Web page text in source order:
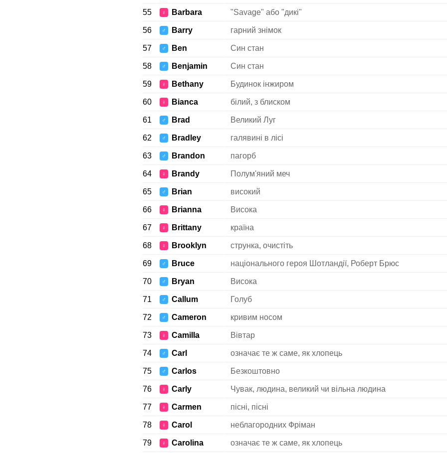
55 ♀ Barbara "Savage" або "дикі"
56 ♂ Barry гарний знімок
57 ♂ Ben Син стан
58 ♂ Benjamin Син стан
59 ♀ Bethany Будинок інжиром
60 ♀ Bianca білий, з блиском
61 ♂ Brad Великий Луг
62 ♂ Bradley галявині в лісі
63 ♂ Brandon пагорб
64 ♀ Brandy Полум'яний меч
65 ♂ Brian високий
66 ♀ Brianna Висока
67 ♀ Brittany країна
68 ♀ Brooklyn струнка, очистіть
69 ♂ Bruce національного героя Шотландії, Роберт Брюс
70 ♂ Bryan Висока
71 ♂ Callum Голуб
72 ♂ Cameron кривим носом
73 ♀ Camilla Вівтар
74 ♂ Carl означає те ж саме, як хлопець
75 ♂ Carlos Безкоштовно
76 ♀ Carly Чувак, людина, великий чи вільна людина
77 ♀ Carmen пісні, пісні
78 ♀ Carol неблагородних Фріман
79 ♀ Carolina означає те ж саме, як хлопець